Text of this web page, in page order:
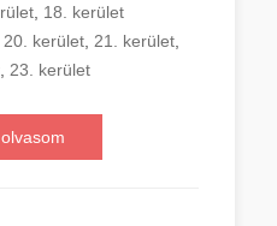
, 18. kerület
20. kerület, 21. kerület,
23. kerület